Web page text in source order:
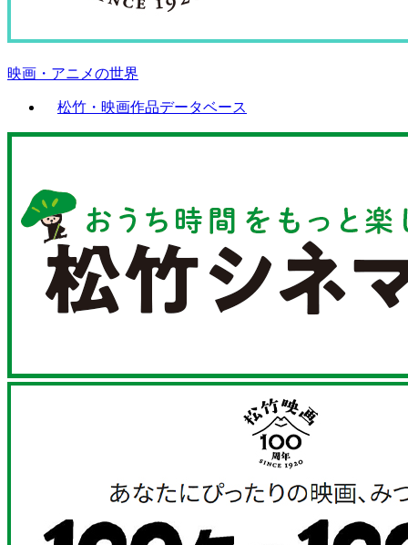
映画・アニメの世界
松竹・映画作品データベース